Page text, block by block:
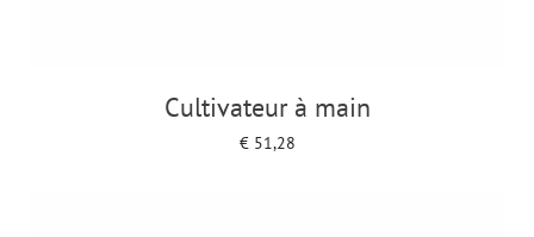
Cultivateur à main
€51,28